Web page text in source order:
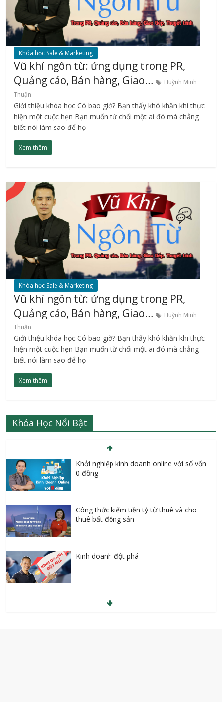
Khóa học Sale & Marketing
Vũ khí ngôn từ: ứng dụng trong PR,
Quảng cáo, Bán hàng, Giao…
Huỳnh Minh
Thuận
Giới thiệu khóa học Có bao giờ? Bạn thấy khó khăn khi thực
hiện một cuộc hẹn Bạn muốn từ chối một ai đó mà chẳng
biết nói làm sao để họ
Xem thêm
Khóa học Sale & Marketing
Vũ khí ngôn từ: ứng dụng trong PR,
Quảng cáo, Bán hàng, Giao…
Huỳnh Minh
Thuận
Giới thiệu khóa học Có bao giờ? Bạn thấy khó khăn khi thực
hiện một cuộc hẹn Bạn muốn từ chối một ai đó mà chẳng
biết nói làm sao để họ
Xem thêm
Khóa Học Nổi Bật
Khởi nghiệp kinh doanh online với số vốn
0 đồng
Công thức kiếm tiền tỷ từ thuê và cho
thuê bất động sản
Kinh doanh đột phá
Anh văn giao tiếp cho người hoàn toàn